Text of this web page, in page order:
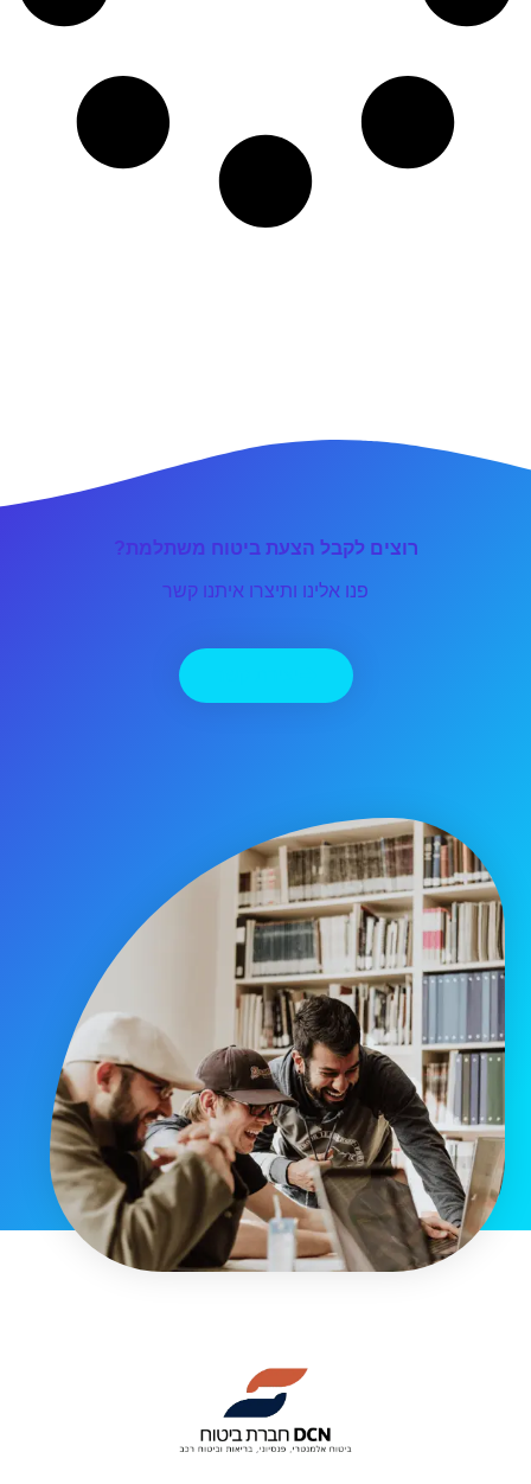
רוצים לקבל הצעת ביטוח משתלמת?
פנו אלינו ותיצרו איתנו קשר